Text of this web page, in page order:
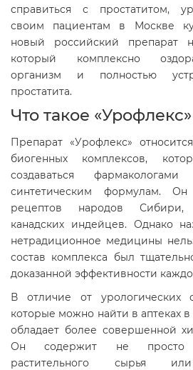
справиться с простатитом,
своим пациентам в Москве
новый российский препарат
который комплексно
организм и полностью
простатита.
Что такое «Урофлекс»
Препарат «Урофлекс»
биогенных комплексов,
создаваться
синтетическим формулам.
рецептов народов Сибири,
канадских индейцев. Однако
нетрадиционное медицины
состав комплекса был
доказанной эффективности
В отличие от урологических
которые можно найти в аптеках
обладает более совершенной
Он содержит не просто
растительного сырья